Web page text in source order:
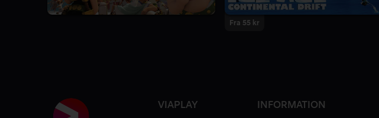
Fra 55 kr
VIAPLAY INFORMATION